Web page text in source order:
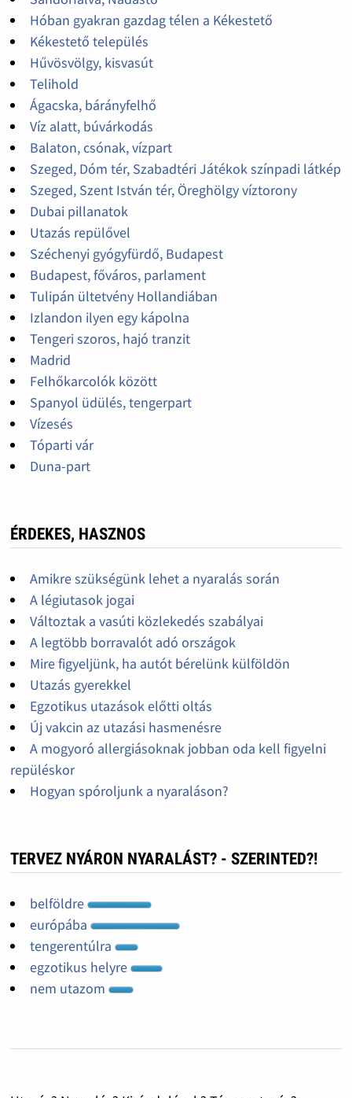
Hóban gyakran gazdag télen a Kékestető
Kékestető település
Hűvösvölgy, kisvasút
Telihold
Ágacska, bárányfelhő
Víz alatt, búvárkodás
Balaton, csónak, vízpart
Szeged, Dóm tér, Szabadtéri Játékok színpadi látkép
Szeged, Szent István tér, Öreghölgy víztorony
Dubai pillanatok
Utazás repülővel
Széchenyi gyógyfürdő, Budapest
Budapest, főváros, parlament
Tulipán ültetvény Hollandiában
Izlandon ilyen egy kápolna
Tengeri szoros, hajó tranzit
Madrid
Felhőkarcolók között
Spanyol üdülés, tengerpart
Vízesés
Tóparti vár
Duna-part
ÉRDEKES, HASZNOS
Amikre szükségünk lehet a nyaralás során
A légiutasok jogai
Változtak a vasúti közlekedés szabályai
A legtöbb borravalót adó országok
Mire figyeljünk, ha autót bérelünk külföldön
Utazás gyerekkel
Egzotikus utazások előtti oltás
Új vakcin az utazási hasmenésre
A mogyoró allergiásoknak jobban oda kell figyelni
repüléskor
Hogyan spóroljunk a nyaraláson?
TERVEZ NYÁRON NYARALÁST? - SZERINTED?!
belföldre
európába
tengerentúlra
egzotikus helyre
nem utazom